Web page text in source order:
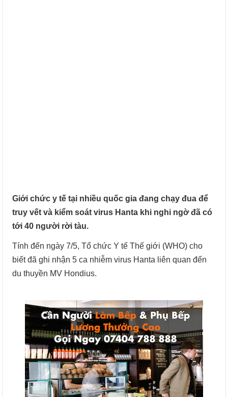
Giới chức y tế tại nhiều quốc gia đang chạy đua để
truy vết và kiểm soát virus Hanta khi nghi ngờ đã có
tới 40 người rời tàu.
Tính đến ngày 7/5, Tổ chức Y tế Thế giới (WHO) cho
biết đã ghi nhận 5 ca nhiễm virus Hanta liên quan đến
du thuyền MV Hondius.